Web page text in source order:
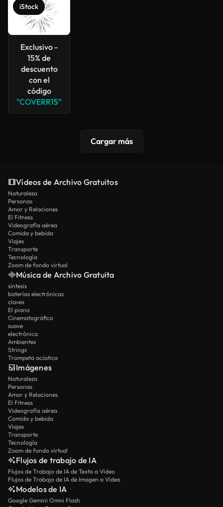
iStock
Exclusivo -
15% de
descuento
con el
código
"COVERR15"
Cargar más
Vídeos de Archivo Gratuitos
Naturaleza
Personas
Amor y Relaciones
El Fitness
Videografía aérea
Comida y bebida
Viajes
Transporte
Tecnología
Zoom de fondo virtual
Música de Archivo Gratuita
síntesis
baterías electrónicas
claves
El piano
Cinematográfico
suave
electrónica
Ambientes
Strings
Trompeta acústica
Imágenes
Naturaleza
Personas
Amor y Relaciones
El Fitness
Videografía aérea
Comida y bebida
Viajes
Transporte
Tecnología
Zoom de fondo virtual
Flujos de trabajo de IA
Flujos de Trabajo de IA de Texto a Vídeo
Flujos de Trabajo de IA de Imagen a Vídeo
Modelos de IA
Google Gemini Omni Flash